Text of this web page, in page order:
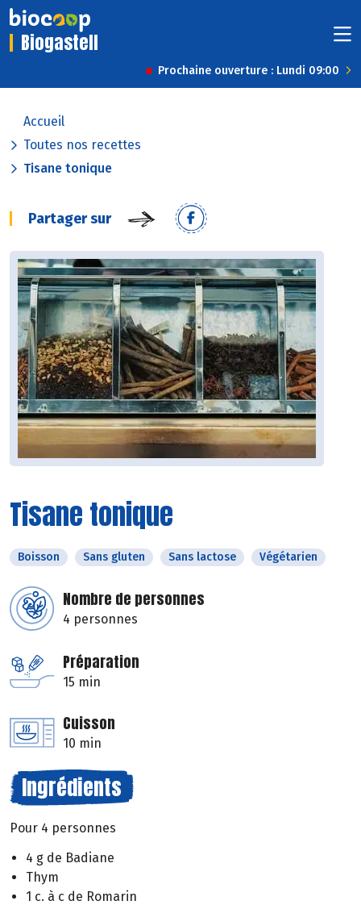
Biogastell
Prochaine ouverture : Lundi 09:00
Accueil
Toutes nos recettes
Tisane tonique
Partager sur
Tisane tonique
Boisson Sans gluten Sans lactose Végétarien
Nombre de personnes
4 personnes
Préparation
15 min
Cuisson
10 min
Ingrédients
Pour 4 personnes
4 g de Badiane
Thym
1 c. à c de Romarin